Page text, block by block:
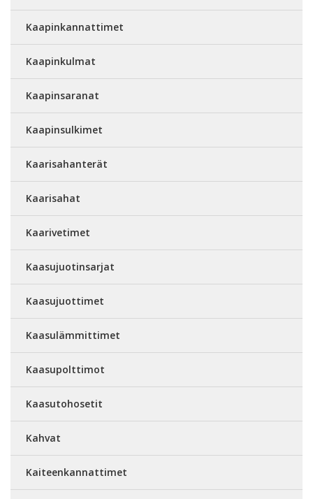
Kaapinkannattimet
Kaapinkulmat
Kaapinsaranat
Kaapinsulkimet
Kaarisahanterät
Kaarisahat
Kaarivetimet
Kaasujuotinsarjat
Kaasujuottimet
Kaasulämmittimet
Kaasupolttimot
Kaasutohosetit
Kahvat
Kaiteenkannattimet